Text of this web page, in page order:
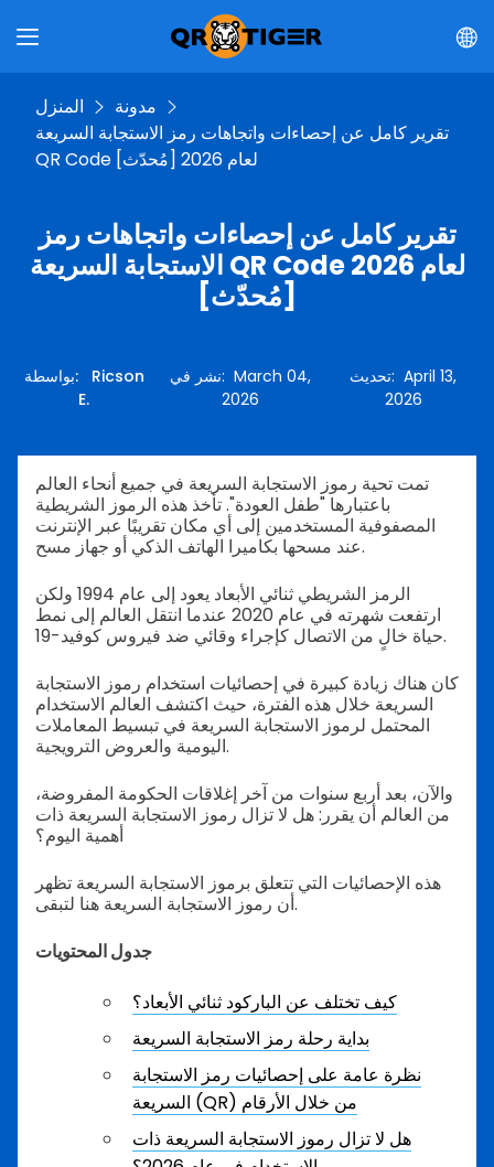
المنزل
مدونة
تقرير كامل عن إحصاءات واتجاهات رمز الاستجابة السريعة
QR Code لعام 2026 [مُحدّث]
تقرير كامل عن إحصاءات واتجاهات رمز
الاستجابة السريعة QR Code لعام 2026
[مُحدّث]
بواسطة:
Ricson
E.
نشر في:March 04,
2026
تحديث:April 13,
2026
تمت تحية رموز الاستجابة السريعة في جميع أنحاء العالم
باعتبارها "طفل العودة". تأخذ هذه الرموز الشريطية
المصفوفية المستخدمين إلى أي مكان تقريبًا عبر الإنترنت
عند مسحها بكاميرا الهاتف الذكي أو جهاز مسح.
الرمز الشريطي ثنائي الأبعاد يعود إلى عام 1994 ولكن
ارتفعت شهرته في عام 2020 عندما انتقل العالم إلى نمط
حياة خالٍ من الاتصال كإجراء وقائي ضد فيروس كوفيد-19.
كان هناك زيادة كبيرة في إحصائيات استخدام رموز الاستجابة
السريعة خلال هذه الفترة، حيث اكتشف العالم الاستخدام
المحتمل لرموز الاستجابة السريعة في تبسيط المعاملات
اليومية والعروض الترويجية.
والآن، بعد أربع سنوات من آخر إغلاقات الحكومة المفروضة،
من العالم أن يقرر: هل لا تزال رموز الاستجابة السريعة ذات
أهمية اليوم؟
هذه الإحصائيات التي تتعلق برموز الاستجابة السريعة تظهر
أن رموز الاستجابة السريعة هنا لتبقى.
جدول المحتويات
كيف تختلف عن الباركود ثنائي الأبعاد؟
بداية رحلة رمز الاستجابة السريعة
نظرة عامة على إحصائيات رمز الاستجابة
السريعة (QR) من خلال الأرقام
هل لا تزال رموز الاستجابة السريعة ذات